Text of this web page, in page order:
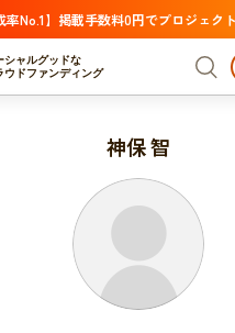
率No.1】掲載手数料0円でプロジェク
シャルグッドな
ウドファンディング
クトからさがす 注目
支援
支援
終了日
支援金額が多い
終了日が近い
からさがす
医療・福祉
子ども・教育
神保 智